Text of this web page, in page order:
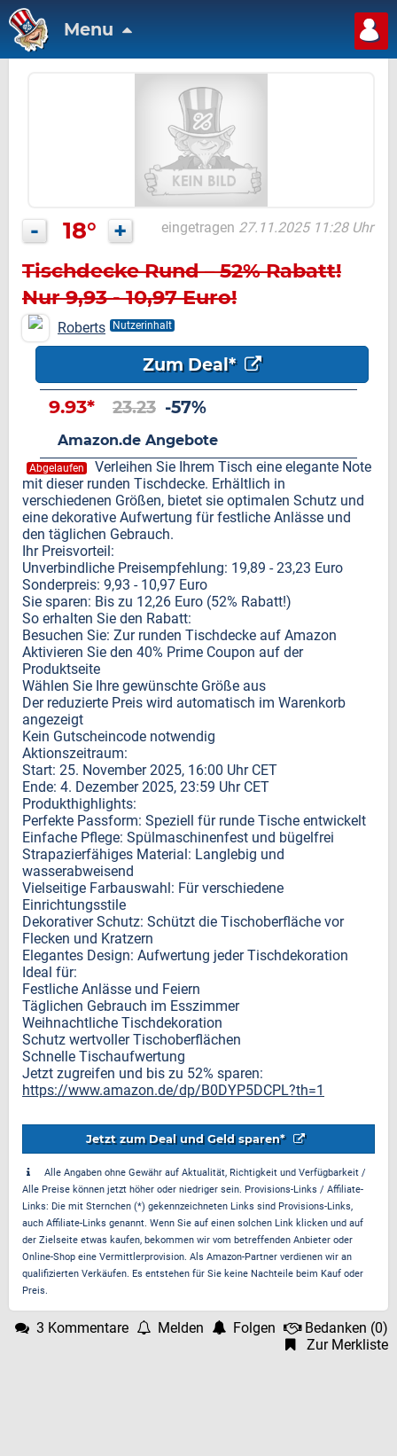
Menu
- 18° + eingetragen 27.11.2025 11:28 Uhr
Tischdecke Rund – 52% Rabatt!
Nur 9,93 - 10,97 Euro!
Roberts Nutzerinhalt
Zum Deal*
9.93* 23.23 -57%
Amazon.de Angebote
Abgelaufen
Verleihen Sie Ihrem Tisch eine elegante Note
mit dieser runden Tischdecke. Erhältlich in
verschiedenen Größen, bietet sie optimalen Schutz und
eine dekorative Aufwertung für festliche Anlässe und
den täglichen Gebrauch.
Ihr Preisvorteil:
Unverbindliche Preisempfehlung: 19,89 - 23,23 Euro
Sonderpreis: 9,93 - 10,97 Euro
Sie sparen: Bis zu 12,26 Euro (52% Rabatt!)
So erhalten Sie den Rabatt:
Besuchen Sie: Zur runden Tischdecke auf Amazon
Aktivieren Sie den 40% Prime Coupon auf der
Produktseite
Wählen Sie Ihre gewünschte Größe aus
Der reduzierte Preis wird automatisch im Warenkorb
angezeigt
Kein Gutscheincode notwendig
Aktionszeitraum:
Start: 25. November 2025, 16:00 Uhr CET
Ende: 4. Dezember 2025, 23:59 Uhr CET
Produkthighlights:
Perfekte Passform: Speziell für runde Tische entwickelt
Einfache Pflege: Spülmaschinenfest und bügelfrei
Strapazierfähiges Material: Langlebig und
wasserabweisend
Vielseitige Farbauswahl: Für verschiedene
Einrichtungsstile
Dekorativer Schutz: Schützt die Tischoberfläche vor
Flecken und Kratzern
Elegantes Design: Aufwertung jeder Tischdekoration
Ideal für:
Festliche Anlässe und Feiern
Täglichen Gebrauch im Esszimmer
Weihnachtliche Tischdekoration
Schutz wertvoller Tischoberflächen
Schnelle Tischaufwertung
Jetzt zugreifen und bis zu 52% sparen:
https://www.amazon.de/dp/B0DYP5DCPL?th=1
Jetzt zum Deal und Geld sparen*
Alle Angaben ohne Gewähr auf Aktualität, Richtigkeit und Verfügbarkeit /
Alle Preise können jetzt höher oder niedriger sein. Provisions-Links / Affiliate-
Links: Die mit Sternchen (*) gekennzeichneten Links sind Provisions-Links,
auch Affiliate-Links genannt. Wenn Sie auf einen solchen Link klicken und auf
der Zielseite etwas kaufen, bekommen wir vom betreffenden Anbieter oder
Online-Shop eine Vermittlerprovision. Als Amazon-Partner verdienen wir an
qualifizierten Verkäufen. Es entstehen für Sie keine Nachteile beim Kauf oder
Preis.
3 Kommentare Melden Folgen Bedanken (0)
Zur Merkliste